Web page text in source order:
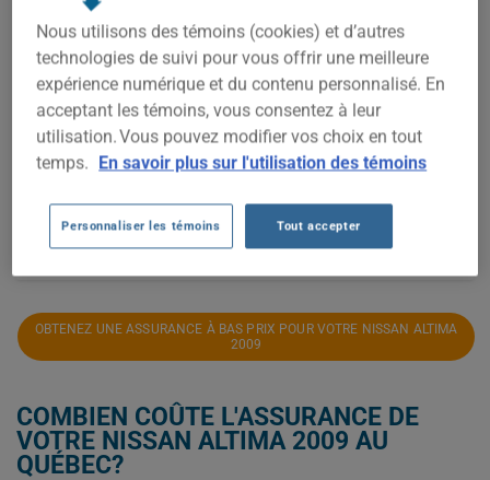
2023
5 000$
10 000$
15 000$
OBTENEZ UNE ASSURANCE À BAS PRIX POUR VOTRE NISSAN ALTIMA
2009
COMBIEN COÛTE L'ASSURANCE DE
VOTRE NISSAN ALTIMA 2009 AU
QUÉBEC?
Nous utilisons des témoins (cookies) et d’autres
technologies de suivi pour vous offrir une meilleure
expérience numérique et du contenu personnalisé. En
acceptant les témoins, vous consentez à leur
utilisation. Vous pouvez modifier vos choix en tout
temps. En savoir plus sur l'utilisation des témoins
Personnaliser les témoins Tout accepter